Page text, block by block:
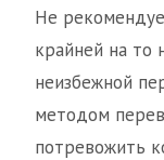
Не
крайней на то
неизбежной
методом
потревожить